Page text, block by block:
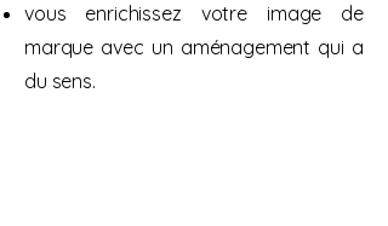
vous enrichissez votre image de
marque avec un aménagement qui a
du sens.